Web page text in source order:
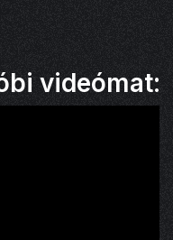
videómat: